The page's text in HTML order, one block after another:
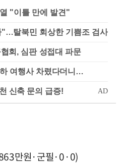
"이틀 만에 발견"
탈북민 회상한 기쁨조 검사
회, 심판 성접대 파문
여행사 차렸다더니…
만원·군필·0·0)